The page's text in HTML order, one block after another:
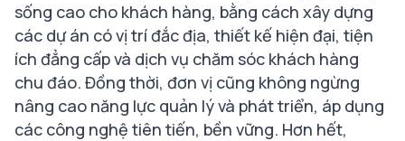
sống cao cho khách hàng, bằng cách xây dựng
các dự án có vị trí đắc địa, thiết kế hiện đại, tiện
ích đẳng cấp và dịch vụ chăm sóc khách hàng
chu đáo. Đồng thời, đơn vị cũng không ngừng
nâng cao năng lực quản lý và phát triển, áp dụng
các công nghệ tiên tiến, bền vững. Hơn hết,